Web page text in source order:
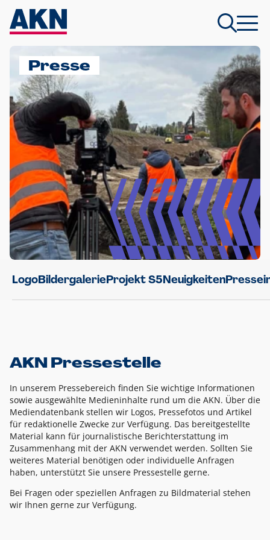
Presse
LogoBildergalerieProjekt S5Neuigkeiten
AKN Pressestelle
In unserem Pressebereich finden Sie wichtige Informationen
sowie ausgewählte Medieninhalte rund um die AKN. Über die
Mediendatenbank stellen wir Logos, Pressefotos und Artikel
für redaktionelle Zwecke zur Verfügung. Das bereitgestellte
Material kann für journalistische Berichterstattung im
Zusammenhang mit der AKN verwendet werden. Sollten Sie
weiteres Material benötigen oder individuelle Anfragen
haben, unterstützt Sie unsere Pressestelle gerne.
Bei Fragen oder speziellen Anfragen zu Bildmaterial stehen
wir Ihnen gerne zur Verfügung.